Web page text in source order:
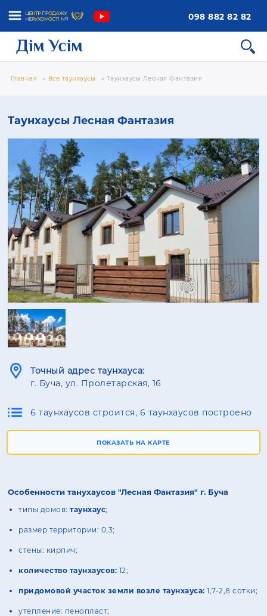
098 882 82 82
Главная » Все таунхаусы » Таунхаусы Лесная Фантазия
Таунхаусы Лесная Фантазия
Точный адрес таунхауса:
г. Буча, ул. Пролетарская, 16
6 таунхаусов строится, 6 таунхаусов построено
ПОКАЗАТЬ НА КАРТЕ
Особенности танухаусов "Лесная Фантазия" г. Буча
типы домов:таунхаус;
размер территории: 0,3;
стены: кирпич;
количество таунхаусов: 12;
придомовой участок земли возле таунхауса: 1,7-2,8 сотки;
утепление: пенопласт;